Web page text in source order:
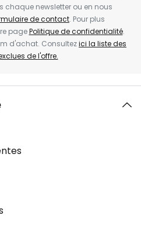
chaque newsletter ou en nous
de contact. Pour plus
pagePolitique de confidentialité.
d'achat. Consultezici la liste des
de l'offre.